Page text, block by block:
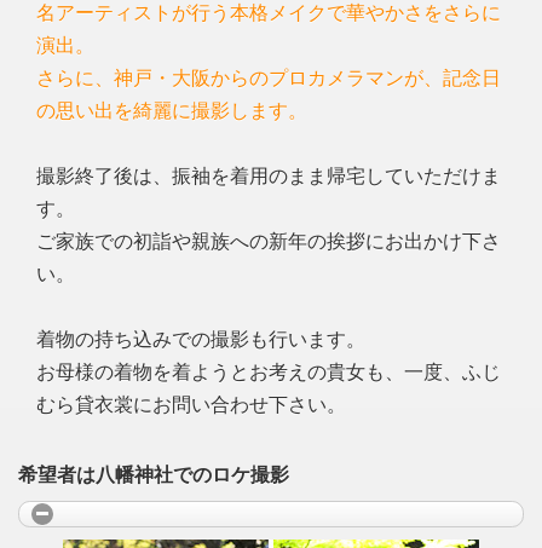
名アーティストが行う本格メイクで華やかさをさらに
演出。
さらに、神戸・大阪からのプロカメラマンが、記念日
の思い出を綺麗に撮影します。
撮影終了後は、振袖を着用のまま帰宅していただけま
す。
ご家族での初詣や親族への新年の挨拶にお出かけ下さ
い。
着物の持ち込みでの撮影も行います。
お母様の着物を着ようとお考えの貴女も、一度、ふじ
むら貸衣裳にお問い合わせ下さい。
希望者は八幡神社でのロケ撮影